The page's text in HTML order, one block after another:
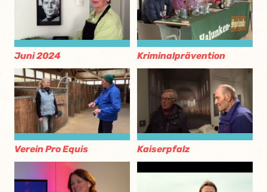
Juni 2024 Kriminalprävention
Verein Pro Equis Kaiserpfalz